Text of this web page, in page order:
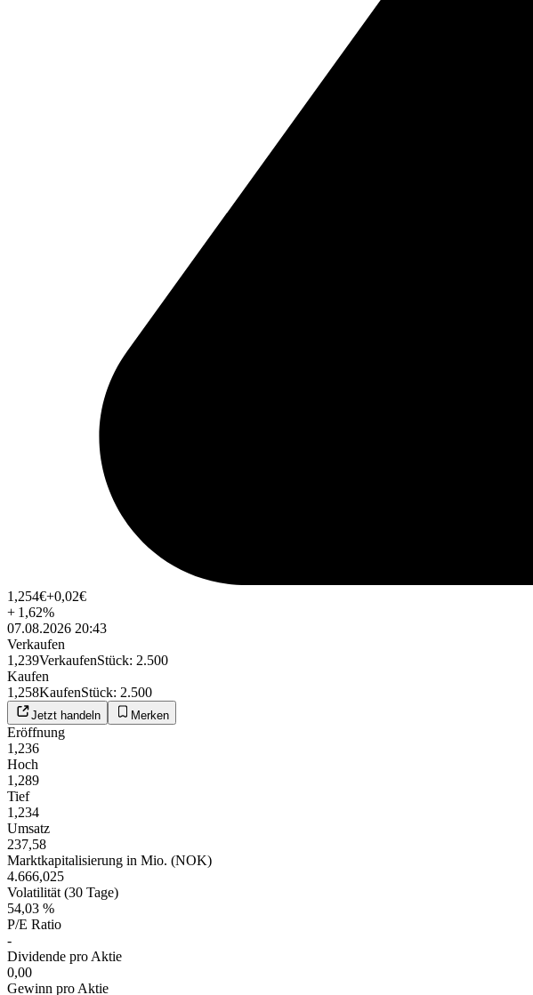
1,254€+0,02€
+ 1,62%
07.08.2026 20:43
Verkaufen
1,239VerkaufenStück: 2.500
Kaufen
1,258KaufenStück: 2.500
Jetzt handeln Merken
Eröffnung
1,236
Hoch
1,289
Tief
1,234
Umsatz
237,58
Marktkapitalisierung in Mio. (NOK)
4.666,025
Volatilität (30 Tage)
54,03 %
P/E Ratio
-
Dividende pro Aktie
0,00
Gewinn pro Aktie